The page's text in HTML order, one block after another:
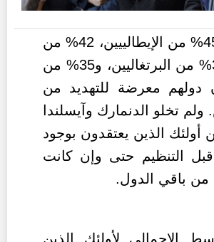
بينما رأى 45% من الإيطالييين، 42% من
الألمان، 39% من البرتغاليين، و35% من
دولهم معرضة للتهديد من
تخلو الدنمارك وآيسلندا
أولئك الذين يعتقدون بوجود
التنظيم حتى وإن كانت
من باقي الدول.
الإجمالي لأولئك الذين